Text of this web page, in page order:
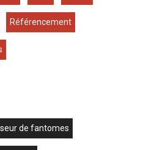
Référencement
de fantomes